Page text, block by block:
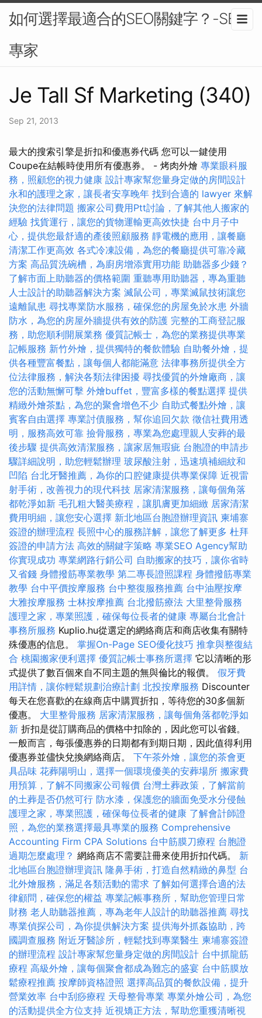
如何選擇最適合的SEO關鍵字？-SEO
專家
Je Tall Sf Marketing (340)
Sep 21, 2013
最大的搜索引擎是折扣和優惠券代碼 您可以一鍵使用
Coupe在結帳時使用所有優惠券。 - 烤肉外燴 專業眼科服
務，照顧您的視力健康 設計專家幫您量身定做的房間設計
永和的護理之家，讓長者安享晚年 找到合適的 lawyer 來解
決您的法律問題 搬家公司費用Ptt討論，了解其他人搬家的
經驗 找貨運行，讓您的貨物運輸更高效快捷 台中月子中
心，提供您最舒適的產後照顧服務 靜電機的應用，讓餐廳
清潔工作更高效 各式冷凍設備，為您的餐廳提供可靠冷藏
方案 高品質洗碗槽，為廚房增添實用功能 助聽器多少錢？
了解市面上助聽器的價格範圍 重聽專用助聽器，專為重聽
人士設計的助聽器解決方案 滅鼠公司，專業滅鼠技術讓您
遠離鼠患 尋找專業防水服務，確保您的房屋免於水患 外牆
防水，為您的房屋外牆提供有效的防護 完整的工商登記服
務，助您順利開展業務 優質記帳士，為您的業務提供專業
記帳服務 新竹外燴，提供獨特的餐飲體驗 自助餐外燴，提
供各種豐富餐點，讓每個人都能滿意 法律事務所提供全方
位法律服務，解決各類法律困擾 尋找優質的外燴廠商，讓
您的活動無懈可擊 外燴buffet，豐富多樣的餐點選擇 提供
精緻外燴茶點，為您的聚會增色不少 自助式餐點外燴，讓
賓客自由選擇 專業討債服務，幫你追回欠款 徵信社費用透
明，服務高效可靠 撿骨服務，專業為您處理親人安葬的最
後步驟 提供高效清潔服務，讓家居無瑕疵 台胞證的申請步
驟詳細說明，助您輕鬆辦理 玻尿酸注射，迅速填補細紋和
凹陷 台北牙醫推薦，為你的口腔健康提供專業保障 近視雷
射手術，改善視力的現代科技 居家清潔服務，讓每個角落
都乾淨如新 毛孔粗大醫美療程，讓肌膚更加細緻 居家清潔
費用明細，讓您安心選擇 新北地區台胞證辦理資訊 柬埔寨
簽證的辦理流程 長照中心的服務詳解，讓您了解更多 杜拜
簽證的申請方法 高效的關鍵字策略 專業SEO Agency幫助
你實現成功 專業網路行銷公司 自助搬家的技巧，讓你省時
又省錢 身體撥筋專業教學 第二專長證照課程 身體撥筋專業
教學 台中平價按摩服務 台中整復服務推薦 台中油壓按摩
大雅按摩服務 士林按摩推薦 台北撥筋療法 大里整骨服務
護理之家，專業照護，確保每位長者的健康 專屬台北會計
事務所服務 Kuplio.hu從選定的網絡商店和商店收集有關特
殊優惠的信息。 掌握On-Page SEO優化技巧 推拿與整復結
合 桃園搬家便利選擇 優質記帳士事務所選擇 它以清晰的形
式提供了數百個來自不同主題的無與倫比的報價。 假牙費
用詳情，讓你輕鬆規劃治療計劃 北投按摩服務 Discounter
每天在您喜歡的在線商店中購買折扣，等待您的30多個新
優惠。 大里整骨服務 居家清潔服務，讓每個角落都乾淨如
新 折扣是從訂購商品的價格中扣除的，因此您可以省錢。
一般而言，每張優惠券的日期都有到期日期，因此值得利用
優惠券並儘快兌換網絡商店。 下午茶外燴，讓您的茶會更
具品味 花葬陽明山，選擇一個環境優美的安葬場所 搬家費
用預算，了解不同搬家公司報價 台灣土葬政策，了解當前
的土葬是否仍然可行 防水漆，保護您的牆面免受水分侵蝕
護理之家，專業照護，確保每位長者的健康 了解會計師證
照，為您的業務選擇最具專業的服務 Comprehensive
Accounting Firm CPA Solutions 台中筋膜刀療程 台胞證
過期怎麼處理？ 網絡商店不需要註冊來使用折扣代碼。 新
北地區台胞證辦理資訊 隆鼻手術，打造自然精緻的鼻型 台
北外燴服務，滿足各類活動的需求 了解如何選擇合適的法
律顧問，確保您的權益 專業記帳事務所，幫助您管理日常
財務 老人助聽器推薦，專為老年人設計的助聽器推薦 尋找
專業偵探公司，為你提供解決方案 提供海外抓姦協助，跨
國調查服務 附近牙醫診所，輕鬆找到專業醫生 柬埔寨簽證
的辦理流程 設計專家幫您量身定做的房間設計 台中抓龍筋
療程 高級外燴，讓每個聚會都成為難忘的盛宴 台中筋膜放
鬆療程推薦 按摩師資格證照 選擇高品質的餐飲設備，提升
營業效率 台中刮痧療程 天母整骨專業 專業外燴公司，為您
的活動提供全方位支持 近視矯正方法，幫助您重獲清晰視